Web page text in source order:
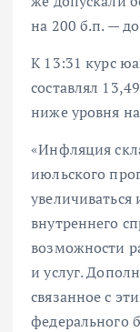
на 200 б.п. —
К 13:31 курс
составлял
ниже уровня
«Инфляция
июльского
внутреннего
возможности
и услуг.
связанное с
федерального